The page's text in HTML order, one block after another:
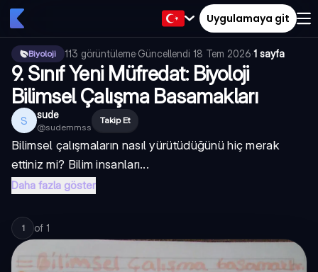
Uygulamaya git
Biyoloji 113 görüntüleme·Güncellendi 18 Tem 2026·1 sayfa
9. Sınıf Yeni Müfredat: Biyoloji
Bilimsel Çalışma Basamakları
S sude
@sudemmss
Takip Et
Bilimsel çalışmaların nasıl yürütüdüğünü hiç merak
ettiniz mi? Bilim insanları...
Daha fazla göster
1 of 1